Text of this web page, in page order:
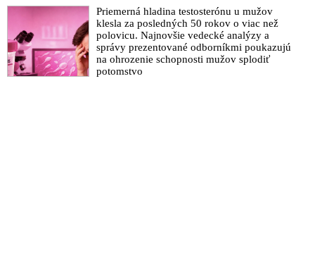
Priemerná hladina testosterónu u mužov
klesla za posledných 50 rokov o viac než
polovicu. Najnovšie vedecké analýzy a
správy prezentované odborníkmi poukazujú
na ohrozenie schopnosti mužov splodiť
potomstvo